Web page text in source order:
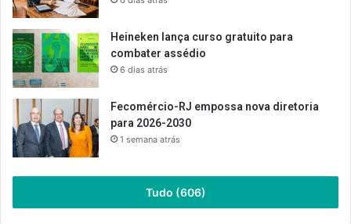
Heineken lança curso gratuito para
combater assédio
6 dias atrás
Fecomércio-RJ empossa nova diretoria
para 2026-2030
1 semana atrás
Tudo (606)